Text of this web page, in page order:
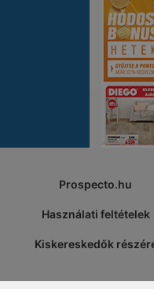
Prospecto.hu
Használati feltételek
Kiskereskedők